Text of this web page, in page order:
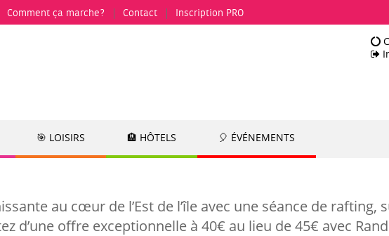
Comment ça marche? Contact Inscription PRO
🎯 LOISIRS 🏨 HÔTELS 🎈 ÉVÉNEMENTS
au cœur de l’Est de l’île avec une séance de rafting,
d’une offre exceptionnelle à 40€ au lieu de 45€ avec